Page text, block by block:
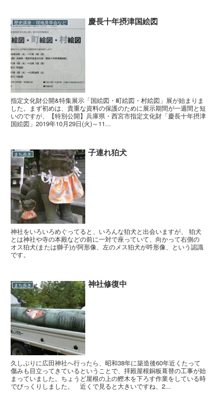
歴史講座・現地見学会など 慶長十年摂津国絵図
指定文化財公開&特集展示「国絵図・町絵図・村絵図」展が始まりま
した。まず初めは、貴重な資料の保護のために展示期間が一週間と短
いのですが、【特別公開】兵庫県・西宮市指定文化財「慶長十年摂津
国絵図」2019年10月29日(火)～11...
まち歩き 子連れ狛犬
神社をいろいろめぐってると、いろんな狛犬と出会いますが、 狛犬
とは神社や寺の本殿などの前に一対で座っていて、向かって右側の
オス狛犬(または獅子)が阿形像、左のメス狛犬が吽形像、という認識
です。
まち歩き 神社修復中
久しぶりに広田神社へ行ったら、昭和38年に築造後60年近くたって
傷みも目立ってきているということで、拝殿屋根銅板葺替の工事が始
まっていました。ちょうど屋根の上の鰹木を下ろす作業をしている時
でびっくりしました。 近くで見ると大きいですね、2...